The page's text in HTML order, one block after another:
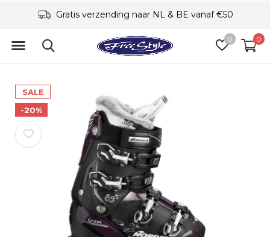
0 0
Gratis verzending naar NL & BE vanaf €50
SALE
-20%